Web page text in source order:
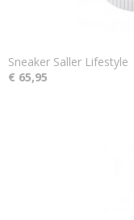
Sneaker Saller Lifestyle
€ 65,95